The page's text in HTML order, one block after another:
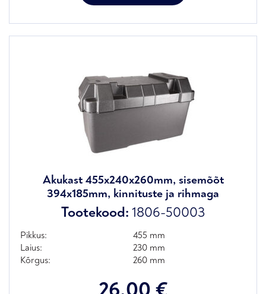
Akukast 455x240x260mm, sisemõõt
394x185mm, kinnituste ja rihmaga
Tootekood: 1806-50003
Pikkus:
455 mm
Laius:
230 mm
Kõrgus:
260 mm